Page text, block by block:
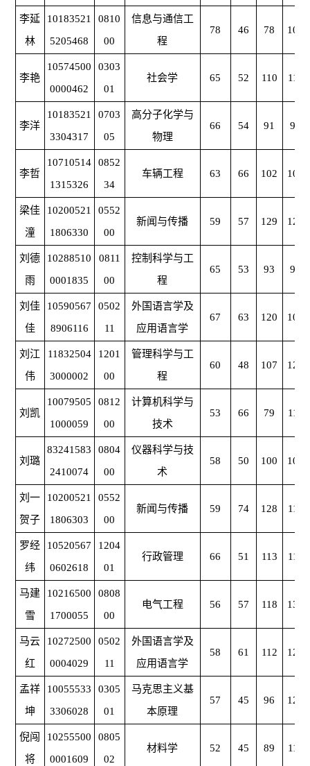
李延
林
10183521
5205468
0810
00
信息与通信工
程
78 46 78 100
李艳
10574500
0000462
0303
01
社会学 65 52 110 112
李洋
10183521
3304317
0703
05
高分子化学与
物理
66 54 91 92
李哲
10710514
1315326
0852
34
车辆工程 63 66 102 107
梁佳
潼
10200521
1806330
0552
00
新闻与传播 59 57 129 123
刘德
雨
10288510
0001835
0811
00
控制科学与工
程
65 53 93 97
刘佳
佳
10590567
8906116
0502
11
外国语言学及
应用语言学
67 63 120 103
刘江
伟
11832504
3000002
1201
00
管理科学与工
程
60 48 107 122
刘凯
10079505
1000059
0812
00
计算机科学与
技术
53 66 79 116
刘璐
83241583
2410074
0804
00
仪器科学与技
术
58 50 100 102
刘一
贺子
10200521
1806303
0552
00
新闻与传播 59 74 128 113
罗经
纬
10520567
0602618
1204
01
行政管理 66 51 113 118
马建
雪
10216500
1700055
0808
00
电气工程 56 57 118 134
马云
红
10272500
0004029
0502
11
外国语言学及
应用语言学
58 61 112 120
孟祥
坤
10055533
3306028
0305
01
马克思主义基
本原理
57 45 96 126
倪闯
将
10255500
0001609
0805
02
材料学 52 45 89 112